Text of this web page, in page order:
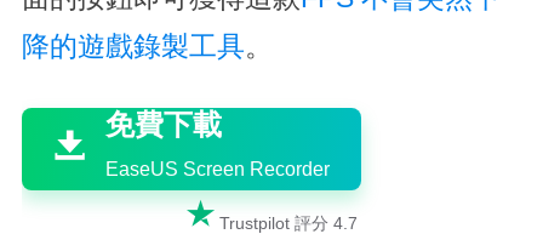
降的遊戲錄製工具。


免費下載
EaseUS Screen Recorder
 Trustpilot 評分 4.7